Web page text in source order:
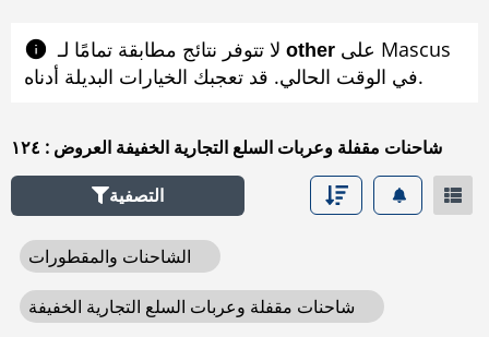
البلدان المجاورة
other على Mascus
في الوقت الحالي. قد تعجبك الخيارات البديلة أدناه.
شاحنات مقفلة وعربات السلع التجارية الخفيفة العروض : ١٢٤
التصفية